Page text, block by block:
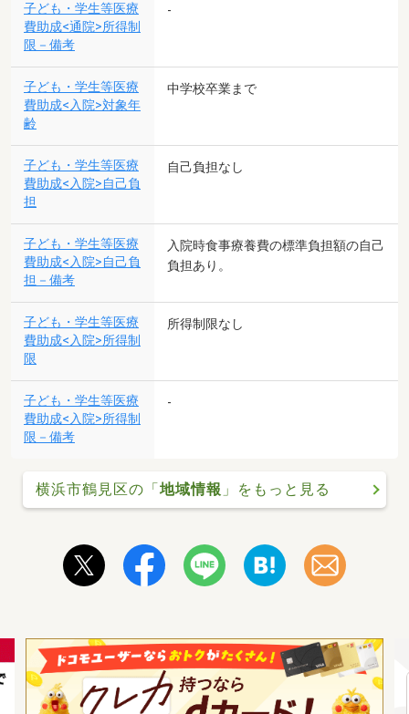
子ども・学生等医療
費助成<通院>所得制
限－備考
-
子ども・学生等医療
費助成<入院>対象年
齢
中学校卒業まで
子ども・学生等医療
費助成<入院>自己負
担
自己負担なし
子ども・学生等医療
費助成<入院>自己負
担－備考
入院時食事療養費の標準負担額の自己
負担あり。
子ども・学生等医療
費助成<入院>所得制
限
所得制限なし
子ども・学生等医療
費助成<入院>所得制
限－備考
-
横浜市鶴見区の「地域情報 」をもっと見る